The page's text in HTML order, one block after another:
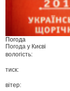
Погода
Погода у Києві
вологість:
тиск:
вітер: